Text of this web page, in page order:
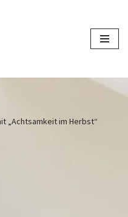
„Achtsamkeit im Herbst“